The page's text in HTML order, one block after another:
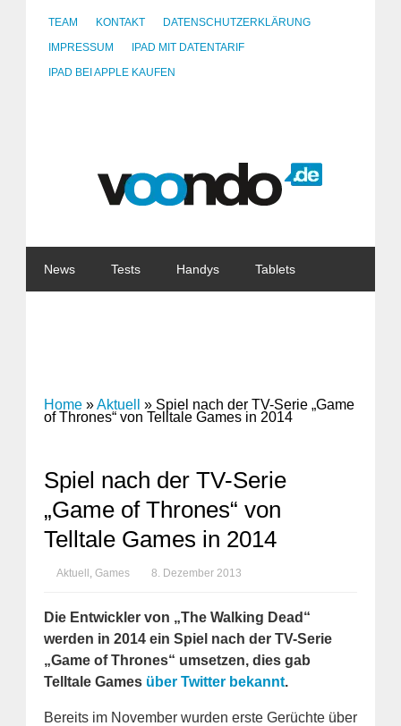
TEAM KONTAKT
DATENSCHUTZERKLÄRUNG
IMPRESSUM
IPAD MIT DATENTARIF
IPAD BEI APPLE KAUFEN
News Tests Handys Tablets
Home »Aktuell » Spiel nach der TV-Serie „Game
of Thrones“ von Telltale Games in 2014
Spiel nach der TV-Serie
„Game of Thrones“ von
Telltale Games in 2014
Aktuell , Games 8. Dezember 2013
Die Entwickler von „The Walking Dead“
werden in 2014 ein Spiel nach der TV-Serie
„Game of Thrones“ umsetzen, dies gab
Telltale Games über Twitter bekannt.
Bereits im November wurden erste Gerüchte über